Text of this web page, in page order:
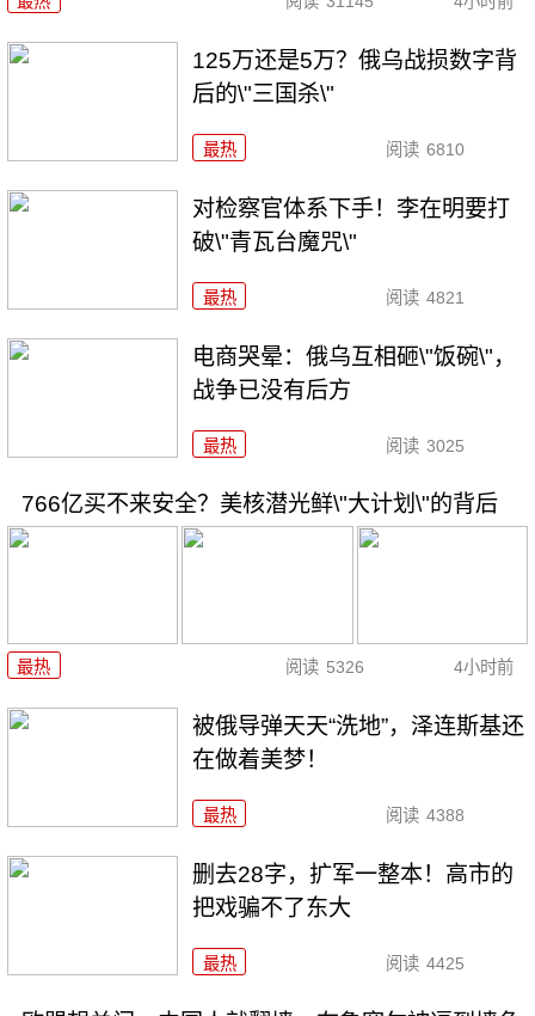
125万还是5万？俄乌战损数字背
后的\"三国杀\"
最热 阅读 6810
对检察官体系下手！李在明要打
破\"青瓦台魔咒\"
最热 阅读 4821
电商哭晕：俄乌互相砸\"饭碗\"，
战争已没有后方
最热 阅读 3025
766亿买不来安全？美核潜光鲜\"大计划\"的背后
最热 阅读 5326 4小时前
被俄导弹天天“洗地”，泽连斯基还
在做着美梦！
最热 阅读 4388
删去28字，扩军一整本！高市的
把戏骗不了东大
最热 阅读 4425